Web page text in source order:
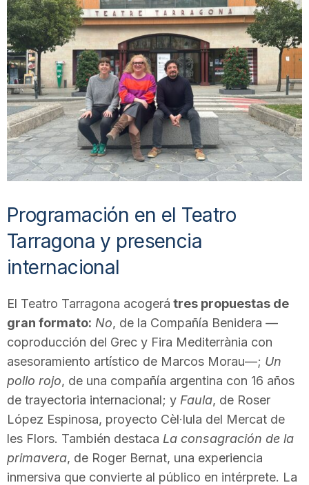
T
a
r
r
a
o
n
a
Programación en el Teatro
Tarragona y presencia
internacional
El Teatro Tarragona acogerá tres propuestas de
gran formato: No, de la Compañía Benidera —
coproducción del Grec y Fira Mediterrània con
asesoramiento artístico de Marcos Morau—; Un
pollo rojo, de una compañía argentina con 16 años
de trayectoria internacional; y Faula, de Roser
López Espinosa, proyecto Cèl·lula del Mercat de
les Flors. También destaca La consagración de la
primavera, de Roger Bernat, una experiencia
inmersiva que convierte al público en intérprete. La